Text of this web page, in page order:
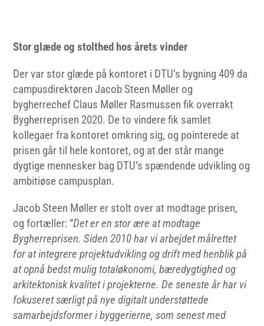
Stor glæde og stolthed hos årets vinder
Der var stor glæde på kontoret i DTU’s bygning 409 da
campusdirektøren Jacob Steen Møller og
bygherrechef Claus Møller Rasmussen fik overrakt
Bygherreprisen 2020. De to vindere fik samlet
kollegaer fra kontoret omkring sig, og pointerede at
prisen går til hele kontoret, og at der står mange
dygtige mennesker bag DTU’s spændende udvikling og
ambitiøse campusplan.
Jacob Steen Møller er stolt over at modtage prisen,
og fortæller: ”Det er en stor ære at modtage
Bygherreprisen. Siden 2010 har vi arbejdet målrettet
for at integrere projektudvikling og drift med henblik på
at opnå bedst mulig totaløkonomi, bæredygtighed og
arkitektonisk kvalitet i projekterne. De seneste år har vi
fokuseret særligt på nye digitalt understøttede
samarbejdsformer i byggerierne, som senest med